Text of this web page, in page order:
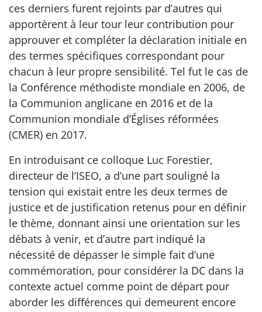
ces derniers furent rejoints par d’autres qui
apportèrent à leur tour leur contribution pour
approuver et compléter la déclaration initiale en
des termes spécifiques correspondant pour
chacun à leur propre sensibilité. Tel fut le cas de
la Conférence méthodiste mondiale en 2006, de
la Communion anglicane en 2016 et de la
Communion mondiale d’Églises réformées
(CMER) en 2017.
En introduisant ce colloque Luc Forestier,
directeur de l’ISEO, a d’une part souligné la
tension qui existait entre les deux termes de
justice et de justification retenus pour en définir
le thème, donnant ainsi une orientation sur les
débats à venir, et d’autre part indiqué la
nécessité de dépasser le simple fait d’une
commémoration, pour considérer la DC dans la
contexte actuel comme point de départ pour
aborder les différences qui demeurent encore